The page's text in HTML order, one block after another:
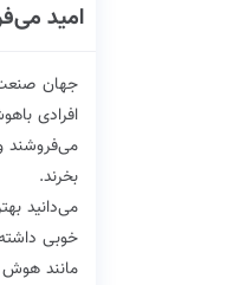
امید
جهان صنعت
افرادی
بخرند.
می‌دانید
خوبی
مانند هوش